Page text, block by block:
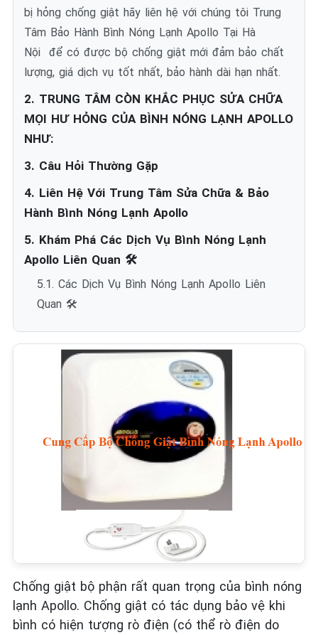
bị hỏng chống giật hãy liên hệ với chúng tôi Trung
Tâm Bảo Hành Bình Nóng Lạnh Apollo Tại Hà
Nội để có được bộ chống giật mới đảm bảo chất
lượng, giá dịch vụ tốt nhất, bảo hành dài hạn nhất.
2. TRUNG TÂM CÒN KHẮC PHỤC SỬA CHỮA
MỌI HƯ HỎNG CỦA BÌNH NÓNG LẠNH APOLLO
NHƯ:
3. Câu Hỏi Thường Gặp
4. Liên Hệ Với Trung Tâm Sửa Chữa & Bảo
Hành Bình Nóng Lạnh Apollo
5. Khám Phá Các Dịch Vụ Bình Nóng Lạnh
Apollo Liên Quan 🛠️
5.1. Các Dịch Vụ Bình Nóng Lạnh Apollo Liên
Quan 🛠️
Chống giật bộ phận rất quan trọng của bình nóng
lạnh Apollo. Chống giật có tác dụng bảo vệ khi
bình có hiện tượng rò điện (có thể rò điện do